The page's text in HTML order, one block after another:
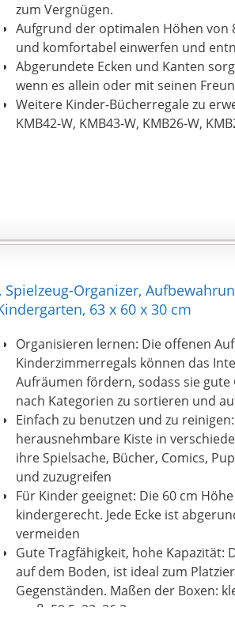
zum Vergnügen.
Aufgrund der optimalen Höhen von
und komfortabel einwerfen und
Abgerundete Ecken und Kanten
wenn es allein oder mit seinen
Weitere Kinder-Bücherregale zu
KMB42-W, KMB43-W, KMB26-W,
Organizer,
63 x 60 x 30 cm
Organisieren lernen: Die offenen
Kinderzimmerregals können das
Aufräumen fördern, sodass sie
nach Kategorien zu sortieren und
Einfach zu benutzen und zu
herausnehmbare Kiste in
ihre Spielsache, Bücher, Comics,
und zuzugreifen
Für Kinder geeignet: Die 60 cm
kindergerecht. Jede Ecke ist
vermeiden
Gute Tragfähigkeit, hohe
auf dem Boden, ist ideal zum
Gegenständen. Maßen der Boxen:
groß: 59,5x23x26,3 cm